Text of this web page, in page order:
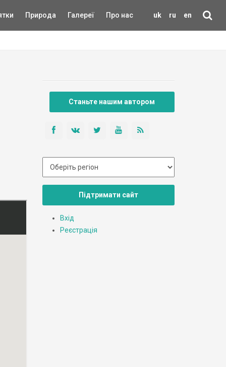
uk ru en
Природа Галереї Про нас
Станьте нашим автором
Підтримати сайт
Вхід
Реєстрація